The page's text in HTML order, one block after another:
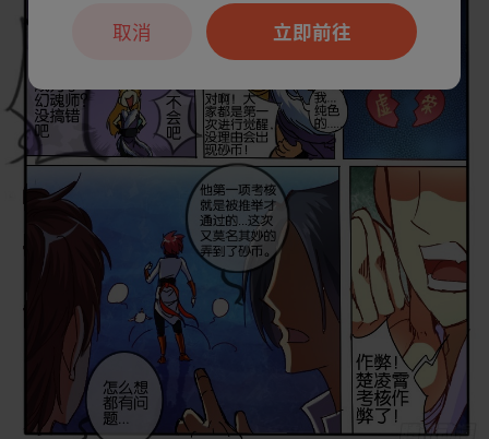
立即前往
取消